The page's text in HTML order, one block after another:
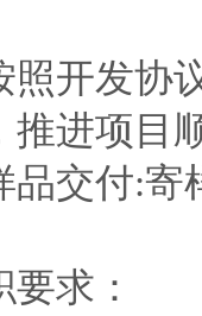
开发协
推进项目
交付:寄
要求：